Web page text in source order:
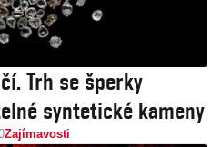
Trh se šperky
syntetické kameny
Zajímavosti